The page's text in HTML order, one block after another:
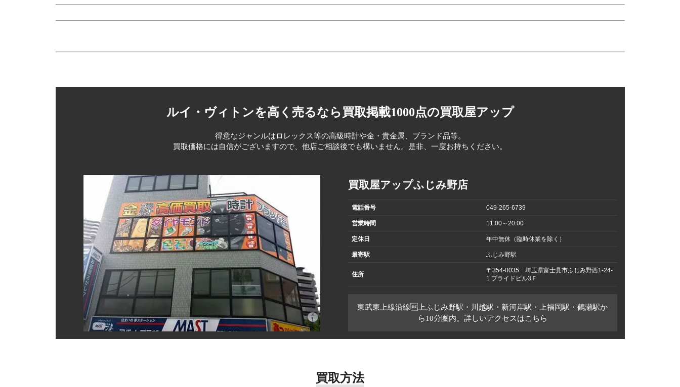
ルイ・ヴィトンを高く売るなら買取掲載1000点の買取屋アップ
得意なジャンルはロレックス等の高級時計や金・貴金属、ブランド品等。
買取価格には自信がございますので、他店ご相談後でも構いません。是非、一度お持ちください。
買取屋アップふじみ野店
電話番号 049-265-6739
営業時間 11:00～20:00
定休日 年中無休（臨時休業を除く）
最寄駅 ふじみ野駅
住所
〒354-0035 埼玉県富士見市ふじみ野西1-24-
1 プライドビル3Ｆ
東武東上線沿線上ふじみ野駅・川越駅・新河岸駅・上福岡駅・鶴瀬駅か
ら10分圏内。詳しいアクセスはこちら
買取方法